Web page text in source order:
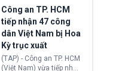
giới lùi sâu xuống dưới
mức 80 USD/thùng.
tại Vương quốc Anh đã
chính thức quay trở lại.
Học bổng Chevening
2027/28 của Chính phủ
Anh vừa mở cổng ứng
tuyển dành riêng ứng
viên Việt Nam, hỗ trợ
Công an TP. HCM
tiếp nhận 47 công
dân Việt Nam bị Hoa
Kỳ trục xuất
(TAP) - Công an TP. HCM
(Việt Nam) vừa tiếp nhận